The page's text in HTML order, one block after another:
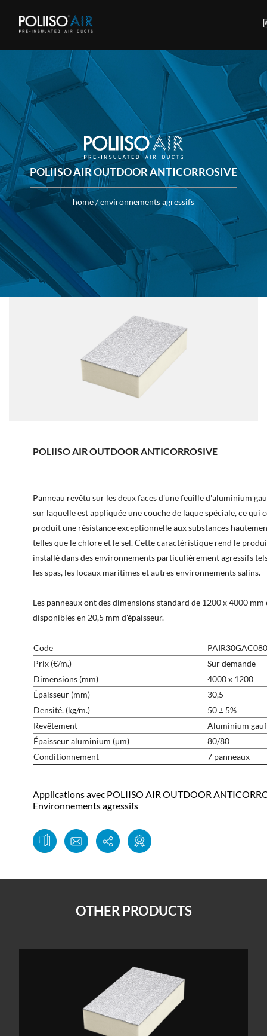
POLIISO AIR OUTDOOR ANTICORROSIVE
home/environnements agressifs
POLIISO AIR OUTDOOR ANTICORROSIVE
Panneau revêtu sur les deux faces d'une feuille d'aluminium
sur laquelle est appliquée une couche de laque spéciale, ce qui
produit une résistance exceptionnelle aux substances
telles que le chlore et le sel. Cette caractéristique rend le
installé dans des environnements particulièrement agressifs
les spas, les locaux maritimes et autres environnements salins.
Les panneaux ont des dimensions standard de 1200 x 4000 mm
disponibles en 20,5 mm d'épaisseur.
Code
PAIR30GAC080
Prix (€/m.)
Sur demande
Dimensions (mm)
4000 x 1200
Épaisseur (mm)
30,5
Densité. (kg/m.)
50 ± 5%
Revêtement
Aluminium
Épaisseur aluminium (μm)
80/80
Conditionnement
7 panneaux
Applications avec POLIISO AIR OUTDOOR
Environnements agressifs
OTHER PRODUCTS